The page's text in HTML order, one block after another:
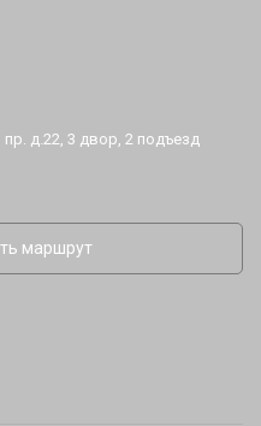
д.22, 3 двор, 2 подъезд
маршрут